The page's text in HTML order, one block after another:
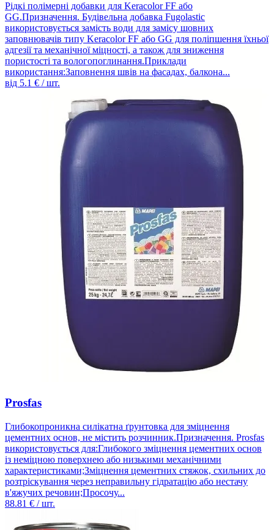
Рідкі полімерні добавки для Keracolor FF або
GG.Призначення. Будівельна добавка Fugolastic
використовується замість води для замісу шовних
заповнювачів типу Keracolor FF або GG для поліпшення їхньої
адгезії та механічної міцності, а також для зниження
пористості та вологопоглинання.Приклади
використання:Заповнення швів на фасадах, балкона...
від 5.1 € / шт.
Prosfas
Глибокопроникна силікатна ґрунтовка для зміцнення
цементних основ, не містить розчинник.Призначення. Prosfas
використовується для:Глибокого зміцнення цементних основ
із неміцною поверхнею або низькими механічними
характеристиками;Зміцнення цементних стяжок, схильних до
розтріскування через неправильну гідратацію або нестачу
в'яжучих речовин;Просочу...
88.81 € / шт.